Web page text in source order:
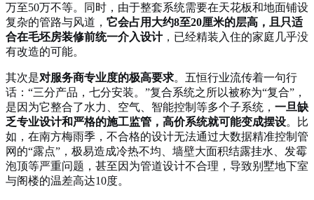
万至50万不等。同时，由于整套系统需要在天花板和地面铺设
复杂的管路与风道， 它会占用大约8至20厘米的层高，且只适
合在毛坯房装修前统一介入设计，已经精装入住的家庭几乎没
有改造的可能。
其次是对服务商专业度的极高要求。五恒行业流传着一句行
话：“三分产品，七分安装。”复合系统之所以被称为“复合”，
是因为它整合了水力、空气、智能控制等多个子系统， 一旦缺
乏专业设计和严格的施工监管，高价系统就可能变成摆设。比
如，在南方梅雨季，不合格的设计无法通过大数据精准控制管
网的“露点”，极易造成冷热不均、墙壁大面积结露挂水、发霉
泡顶等严重问题，甚至因为管道设计不合理，导致别墅地下室
与阁楼的温差高达10度。